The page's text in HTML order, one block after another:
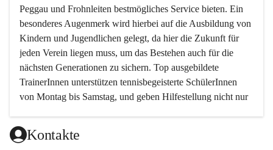
Peggau und Frohnleiten bestmögliches Service bieten. Ein
besonderes Augenmerk wird hierbei auf die Ausbildung von
Kindern und Jugendlichen gelegt, da hier die Zukunft für
jeden Verein liegen muss, um das Bestehen auch für die
nächsten Generationen zu sichern. Top ausgebildete
TrainerInnen unterstützen tennisbegeisterte SchülerInnen
von Montag bis Samstag, und geben Hilfestellung nicht nur
Da das taktische Element im Tennis von sehr vielen
Kontakte